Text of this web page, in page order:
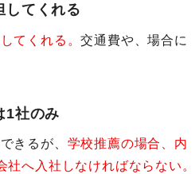
してくれる
てくれる。交通費や、場合に
1社のみ
きるが、 学校推薦の場合、内
へ入社しなければならない。